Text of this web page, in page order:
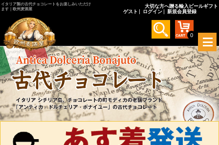
イタリア製の古代チョコレートをお楽しみいただけ
ます｜欧州麦酒屋
大切な方へ贈る輸入ビールギフト
ゲスト
ログイン 新規会員登録
0
メ
ニ
ュ
ー
を
開
く